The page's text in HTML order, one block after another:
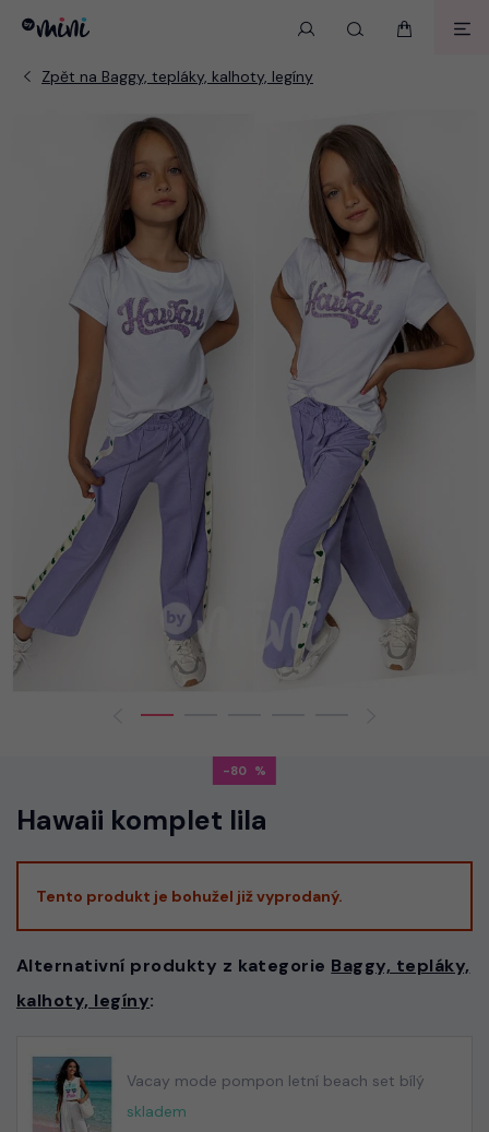
-80
Hawaii komplet lila
Tento produkt je bohužel již vyprodaný.
Alternativní produkty z kategorie Baggy, tepláky,
kalhoty, legíny:
Vacay mode pompon letní beach set bílý
skladem